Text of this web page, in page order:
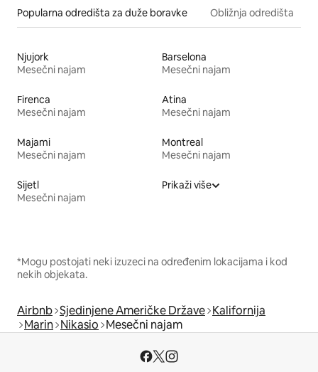
Popularna odredišta za duže boravke Obližnja odredišta
Njujork
Mesečni najam
Barselona
Mesečni najam
Firenca
Mesečni najam
Atina
Mesečni najam
Majami
Mesečni najam
Montreal
Mesečni najam
Sijetl
Mesečni najam
Prikaži više
*Mogu postojati neki izuzeci na određenim lokacijama i kod
nekih objekata.
Airbnb Sjedinjene Američke Države Kalifornija
Marin Nikasio Mesečni najam